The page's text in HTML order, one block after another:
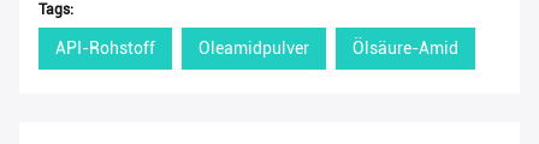
Tags:
API-Rohstoff Oleamidpulver Ölsäure-Amid